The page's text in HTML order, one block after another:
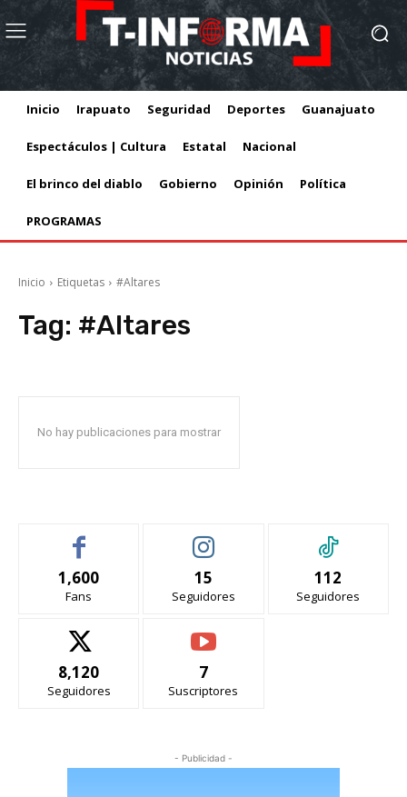
Inicio Irapuato Seguridad Deportes Guanajuato
Espectáculos | Cultura Estatal Nacional
El brinco del diablo Gobierno Opinión Política
PROGRAMAS
Inicio Etiquetas #Altares
Tag: #Altares
No hay publicaciones para mostrar
1,600
Fans
15
Seguidores
112
Seguidores
8,120
Seguidores
7
Suscriptores
- Publicidad -